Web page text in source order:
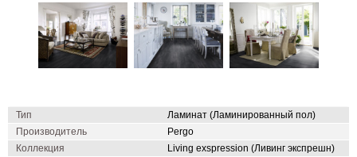
Тип
Ламинат (Ламинированный пол)
Производитель
Pergo
Коллекция
Living exspression (Ливинг экспрешн)